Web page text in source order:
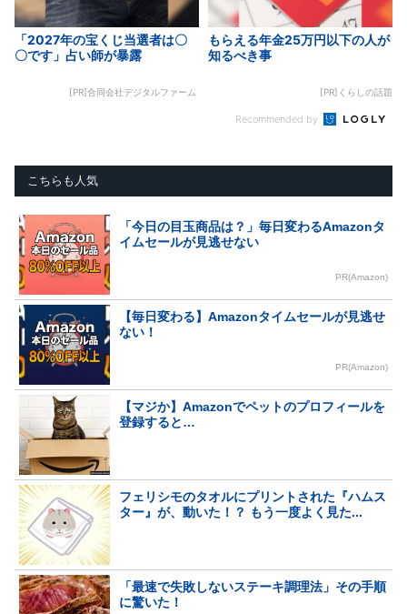
「2027年の宝くじ当選者は〇
〇です」占い師が暴露
[PR]合同会社デジタルファーム
もらえる年金25万円以下の人が
知るべき事
[PR]くらしの話題
Recommended by
こちらも人気
「今日の目玉商品は？」毎日変わるAmazonタ
イムセールが見逃せない
PR(Amazon)
【毎日変わる】Amazonタイムセールが見逃せ
ない！
PR(Amazon)
【マジか】Amazonでペットのプロフィールを
登録すると…
フェリシモのタオルにプリントされた『ハムス
ター』が、動いた！？ もう一度よく見た...
「最速で失敗しないステーキ調理法」その手順
に驚いた！